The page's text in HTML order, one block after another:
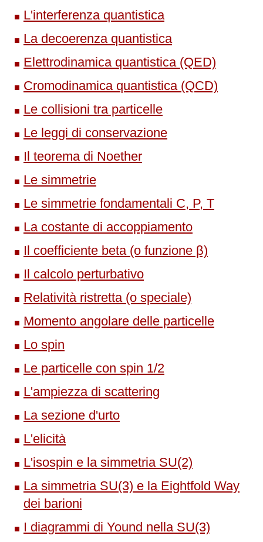
L'interferenza quantistica
La decoerenza quantistica
Elettrodinamica quantistica (QED)
Cromodinamica quantistica (QCD)
Le collisioni tra particelle
Le leggi di conservazione
Il teorema di Noether
Le simmetrie
Le simmetrie fondamentali C, P, T
La costante di accoppiamento
Il coefficiente beta (o funzione β)
Il calcolo perturbativo
Relatività ristretta (o speciale)
Momento angolare delle particelle
Lo spin
Le particelle con spin 1/2
L'ampiezza di scattering
La sezione d'urto
L'elicità
L'isospin e la simmetria SU(2)
La simmetria SU(3) e la Eightfold Way
dei barioni
I diagrammi di Yound nella SU(3)